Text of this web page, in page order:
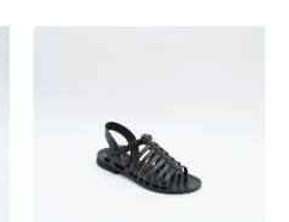
varianti.
Le
opzioni